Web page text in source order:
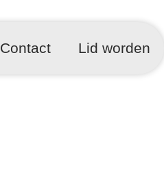
Contact Lid worden